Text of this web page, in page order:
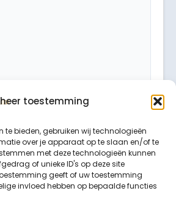
toestemming
te bieden, gebruiken wij technologieën
over je apparaat op te slaan en/of te
met deze technologieën kunnen
of unieke ID's op deze site
geeft of uw toestemming
invloed hebben op bepaalde functies
er contact met u opgenomen.